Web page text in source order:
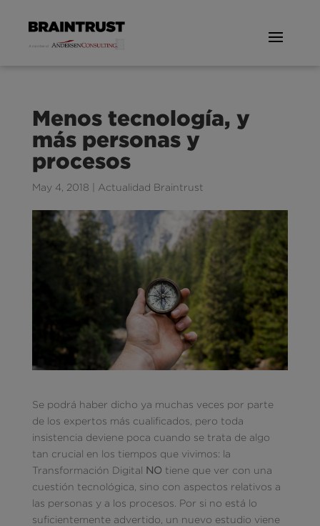
Menos tecnología, y
más personas y
procesos
May 4, 2018 Actualidad Braintrust
Se podrá haber dicho ya muchas veces por parte
de los expertos más cualificados, pero toda
insistencia deviene poca cuando se trata de algo
tan crucial en los tiempos que vivimos: la
Transformación Digital NO tiene que ver con una
cuestión tecnológica, sino con aspectos relativos a
las personas y a los procesos. Por si no está lo
suficientemente advertido, un nuevo estudio viene